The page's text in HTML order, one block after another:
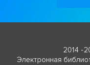
2014 -
Электронная